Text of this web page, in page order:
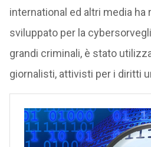
international ed altri media ha
sviluppato per la
grandi criminali, è stato
giornalisti, attivisti per i diritti